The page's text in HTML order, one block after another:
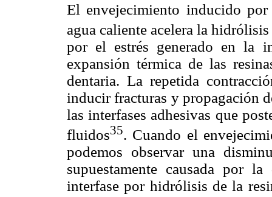
El envejecimiento inducido
agua caliente acelera la
por el estrés generado en la
expansión térmica de las
dentaria. La repetida
inducir fracturas y propagación
las interfases adhesivas que
fluidos35. Cuando el
podemos observar una
supuestamente causada por
interfase por hidrólisis de la